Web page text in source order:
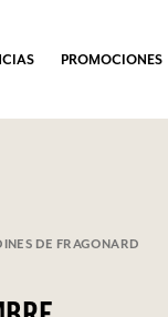
PROMOCIONES
DE FRAGONARD